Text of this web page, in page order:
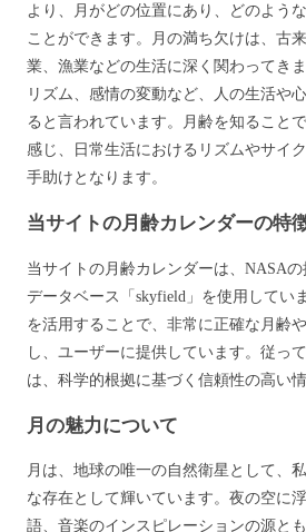
より、月がどの位置にあり、どのよう
ことができます。月の満ち欠けは、古
業、漁業などの生活に深く関わってき
リズム、感情の変動など、人の生活や
ると言われています。月齢を知ること
感じ、日常生活におけるリズムやサイ
手助けとなります。
当サイトの月齢カレンダーの特
当サイトの月齢カレンダーは、NASA
データベース「skyfield」を使用してい
を活用することで、非常に正確な月齢
し、ユーザーに提供しています。従っ
は、科学的根拠に基づく信頼性の高い
月の魅力について
月は、地球の唯一の自然衛星として、
な存在として輝いています。夜の空に
語、音楽のインスピレーションの源と